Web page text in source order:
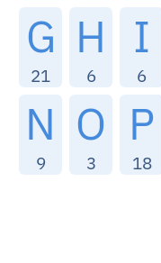
G
21
H
6
I
6
N
9
O
3
P
18